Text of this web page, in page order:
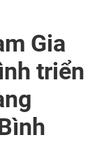
Gia
triển